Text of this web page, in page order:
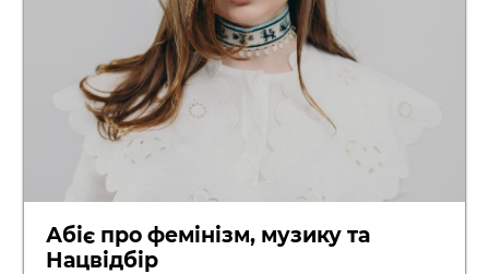
Абіє про фемінізм, музику та
Нацвідбір